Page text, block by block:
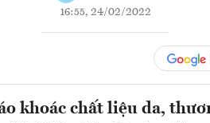
16:55, 24/02/2022
khoác chất liệu da,